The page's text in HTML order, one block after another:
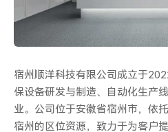
宿州顺洋科技有限公司成立于
保设备研发与制造、自动化生产
业。公司位于安徽省宿州市，依
宿州的区位资源，致力于为客户